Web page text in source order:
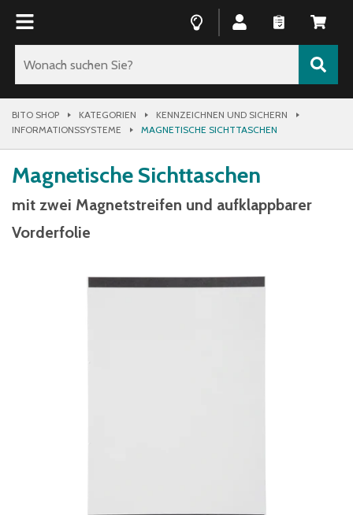
BITO SHOP KATEGORIEN
KENNZEICHNEN UND SICHERN
INFORMATIONSSYSTEME
MAGNETISCHE SICHTTASCHEN
Magnetische Sichttaschen
mit zwei Magnetstreifen und aufklappbarer
Vorderfolie